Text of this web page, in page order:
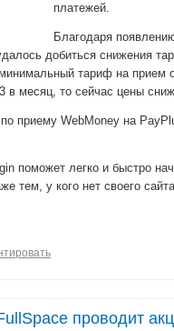
платежей.
Благодаря
добиться снижения
тариф на прием
в месяц, то сейчас цены
приему WebMoney на
поможет легко и быстро
тем, у кого нет своего
0
проводит